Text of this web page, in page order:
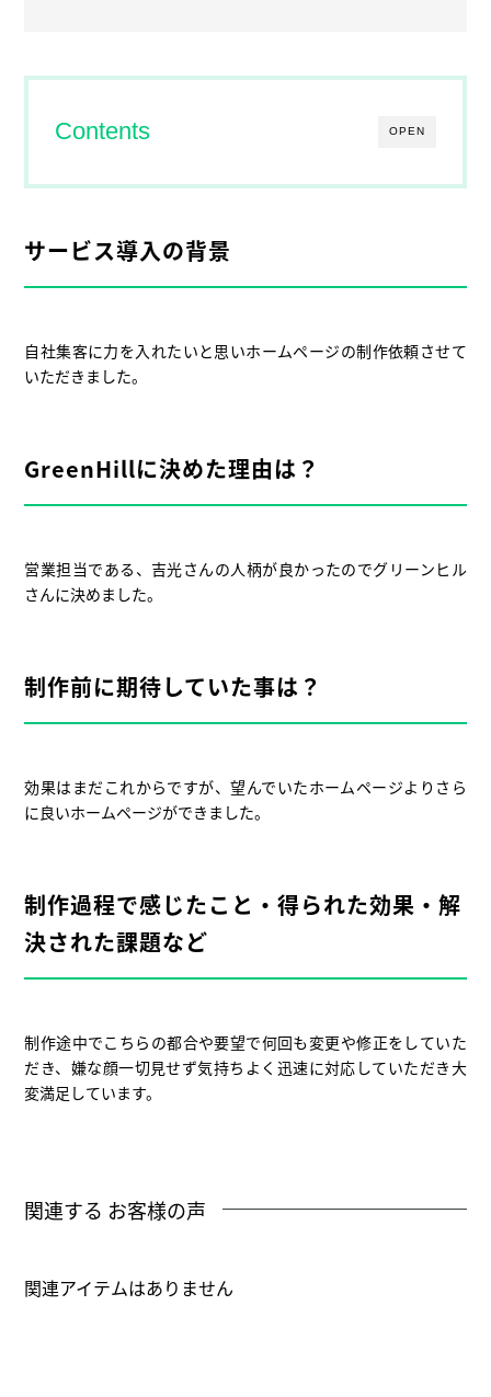
OPEN
Contents
サービス導入の背景
自社集客に力を入れたいと思いホームページの制作依頼させて
いただきました。
GreenHillに決めた理由は？
営業担当である、吉光さんの人柄が良かったのでグリーンヒル
さんに決めました。
制作前に期待していた事は？
効果はまだこれからですが、望んでいたホームページよりさら
に良いホームページができました。
制作過程で感じたこと・得られた効果・解
決された課題など
制作途中でこちらの都合や要望で何回も変更や修正をしていた
だき、嫌な顔一切見せず気持ちよく迅速に対応していただき大
変満足しています。
関連する お客様の声
関連アイテムはありません